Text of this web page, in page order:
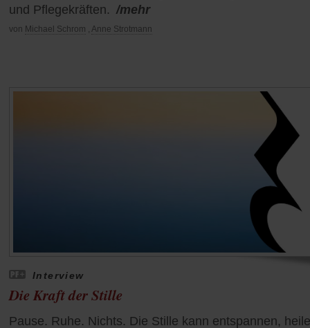
und Pflegekräften. /mehr
von Michael Schrom , Anne Strotmann
Interview
Die Kraft der Stille
Pause. Ruhe. Nichts. Die Stille kann entspannen,